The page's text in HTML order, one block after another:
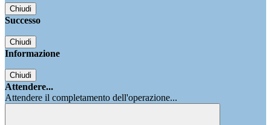
Chiudi
Successo
Chiudi
Informazione
Chiudi
Attendere...
Attendere il completamento dell'operazione...